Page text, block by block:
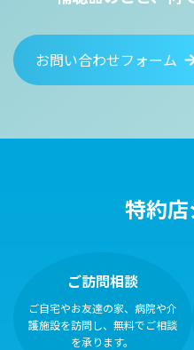
お問い合わせフォーム
特約
ご訪問相談
ご自宅やお友達の家、病院や介
護施設を訪問し、無料でご相談
を承ります。